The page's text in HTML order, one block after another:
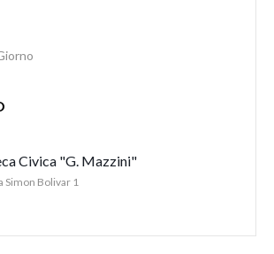
Civica "G. Mazzini"
Simon Bolivar 1